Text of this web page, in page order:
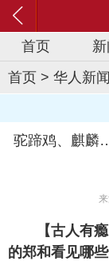
首页
新
首页 > 华人新闻
驼蹄鸡、麒麟
来
【古人有
的郑和看见哪